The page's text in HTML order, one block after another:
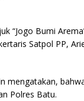
“Jogo Bumi
Satpol PP,
mengatakan,
Polres Batu.